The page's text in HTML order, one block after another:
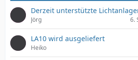
Derzeit unterstützte
Jörg
6.
LA10 wird ausgeliefert
Heiko